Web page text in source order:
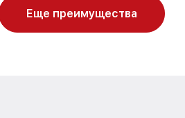
Еще преимущества